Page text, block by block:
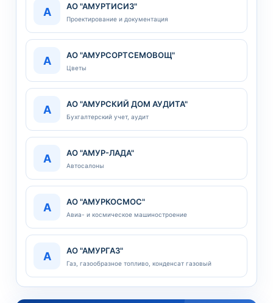
А АО "АМУРТИСИЗ"
Проектирование и документация
А АО "АМУРСОРТСЕМОВОЩ"
Цветы
А АО "АМУРСКИЙ ДОМ АУДИТА"
Бухгалтерский учет, аудит
А АО "АМУР-ЛАДА"
Автосалоны
А АО "АМУРКОСМОС"
Авиа- и космическое машиностроение
А АО "АМУРГАЗ"
Газ, газообразное топливо, конденсат газовый